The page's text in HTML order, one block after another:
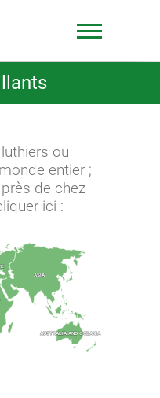
ou
entier ;
de chez
ici :
ASIA
ASIA
AUSTRALIA AND OCEANIA
AUSTRALIA AND OCEANIA